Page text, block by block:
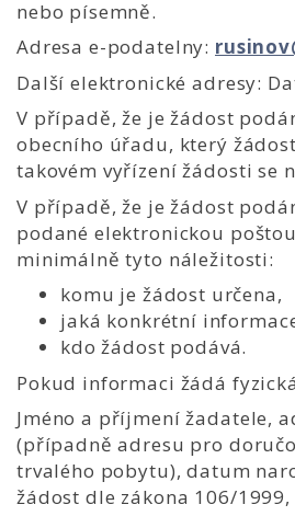
nebo písemně.
Adresa e-podatelny:
Další elektronické adresy:
V případě, že je žádost
obecního úřadu, který
takovém vyřízení žádosti se
V případě, že je žádost
podané elektronickou
minimálně tyto náležitosti:
komu je žádost určena,
jaká konkrétní
kdo žádost podává.
Pokud informaci žádá
Jméno a příjmení žadatele,
(případně adresu pro
trvalého pobytu), datum
žádost dle zákona 106/